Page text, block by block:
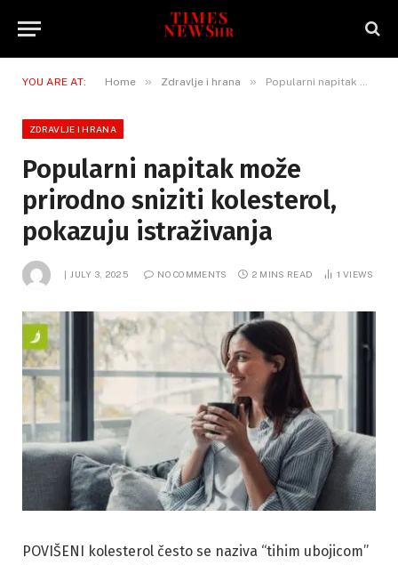
YOU ARE AT: Home » Zdravlje i hrana » Popularni napitak može prirodno sniziti kolesterol, pokazuju istraživanja
ZDRAVLJE I HRANA
Popularni napitak može
prirodno sniziti kolesterol,
pokazuju istraživanja
JULY 3, 2025 NO COMMENTS 2 MINS READ 1VIEWS
POVIŠENI kolesterol često se naziva “tihim ubojicom”